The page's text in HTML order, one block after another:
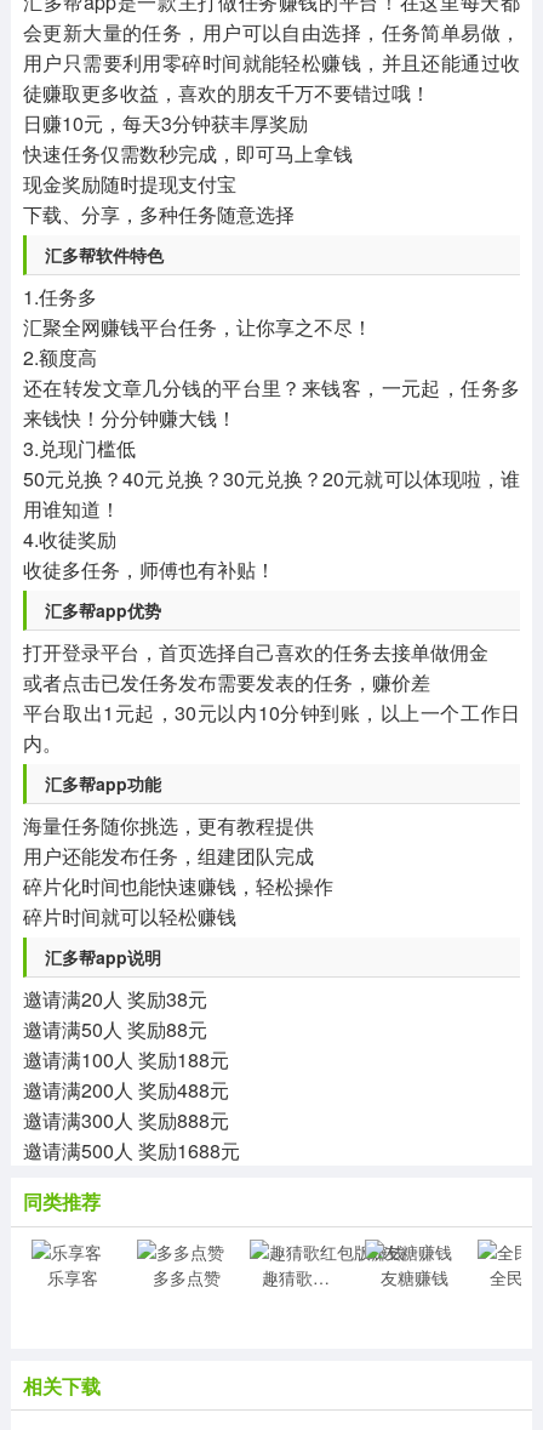
会更新大量的任务，用户可以自由选择，任务简单易做，
用户只需要利用零碎时间就能轻松赚钱，并且还能通过收
徒赚取更多收益，喜欢的朋友千万不要错过哦！
日赚10元，每天3分钟获丰厚奖励
快速任务仅需数秒完成，即可马上拿钱
现金奖励随时提现支付宝
下载、分享，多种任务随意选择
汇多帮软件特色
1.任务多
汇聚全网赚钱平台任务，让你享之不尽！
2.额度高
还在转发文章几分钱的平台里？来钱客，一元起，任务多
来钱快！分分钟赚大钱！
3.兑现门槛低
50元兑换？40元兑换？30元兑换？20元就可以体现啦，谁
用谁知道！
4.收徒奖励
收徒多任务，师傅也有补贴！
汇多帮app优势
打开登录平台，首页选择自己喜欢的任务去接单做佣金
或者点击已发任务发布需要发表的任务，赚价差
平台取出1元起，30元以内10分钟到账，以上一个工作日
内。
汇多帮app功能
海量任务随你挑选，更有教程提供
用户还能发布任务，组建团队完成
碎片化时间也能快速赚钱，轻松操作
碎片时间就可以轻松赚钱
汇多帮app说明
邀请满20人 奖励38元
邀请满50人 奖励88元
邀请满100人 奖励188元
邀请满200人 奖励488元
邀请满300人 奖励888元
邀请满500人 奖励1688元
同类推荐
乐享客 多多点赞 趣猜歌红包版赚钱 友糖赚钱
相关下载